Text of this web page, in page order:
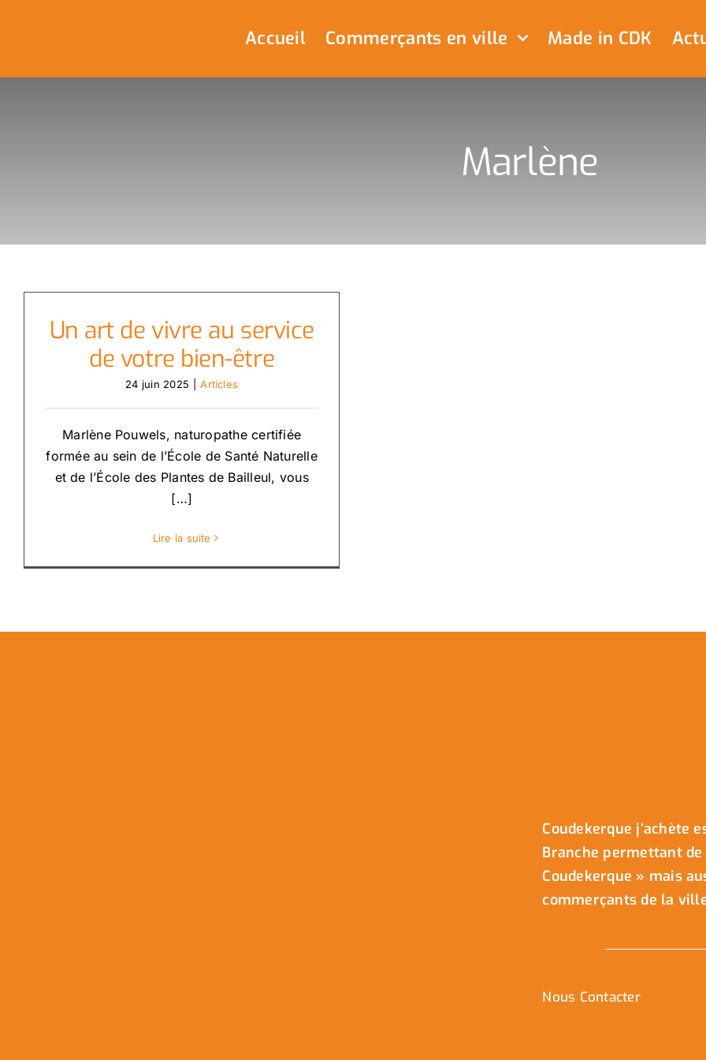
Accueil Commerçants en ville Made in CDK
Marlène
Un art de vivre au service
de votre bien-être
24 juin 2025 Articles
Marlène Pouwels, naturopathe certifiée
formée au sein de l’École de Santé Naturelle
et de l’École des Plantes de Bailleul, vous
[…]
Lire la suite
Coudekerque j’achète
Branche permettant
Coudekerque » mais
commerçants de la
Nous Contacter